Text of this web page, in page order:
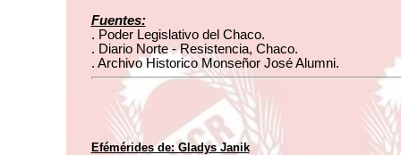
Fuentes:
. Poder Legislativo del Chaco.
. Diario Norte - Resistencia, Chaco.
. Archivo Historico Monseñor José Alumni.
Efémérides de: Gladys Janik